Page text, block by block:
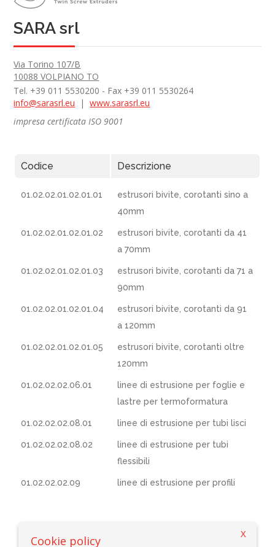
SARA srl
Via Torino 107/B
10088 VOLPIANO TO
Tel. +39 011 5530200 - Fax +39 011 5530264
info@sarasrl.eu |www.sarasrl.eu
impresa certificata ISO 9001
Codice Descrizione
01.02.02.01.02.01.01
estrusori bivite, corotanti sino a
40mm
01.02.02.01.02.01.02
estrusori bivite, corotanti da 41
a 70mm
01.02.02.01.02.01.03
estrusori bivite, corotanti da 71 a
90mm
01.02.02.01.02.01.04
estrusori bivite, corotanti da 91
a 120mm
01.02.02.01.02.01.05
estrusori bivite, corotanti oltre
120mm
01.02.02.02.06.01
linee di estrusione per foglie e
lastre per termoformatura
01.02.02.02.08.01 linee di estrusione per tubi lisci
01.02.02.02.08.02
linee di estrusione per tubi
flessibili
01.02.02.02.09 linee di estrusione per profili
Cookie policy X